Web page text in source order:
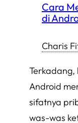
Cara
di
Charis
Terkadang,
Android
sifatnya
was-was